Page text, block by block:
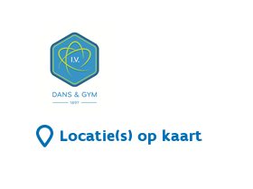
Locatie(s) op kaart